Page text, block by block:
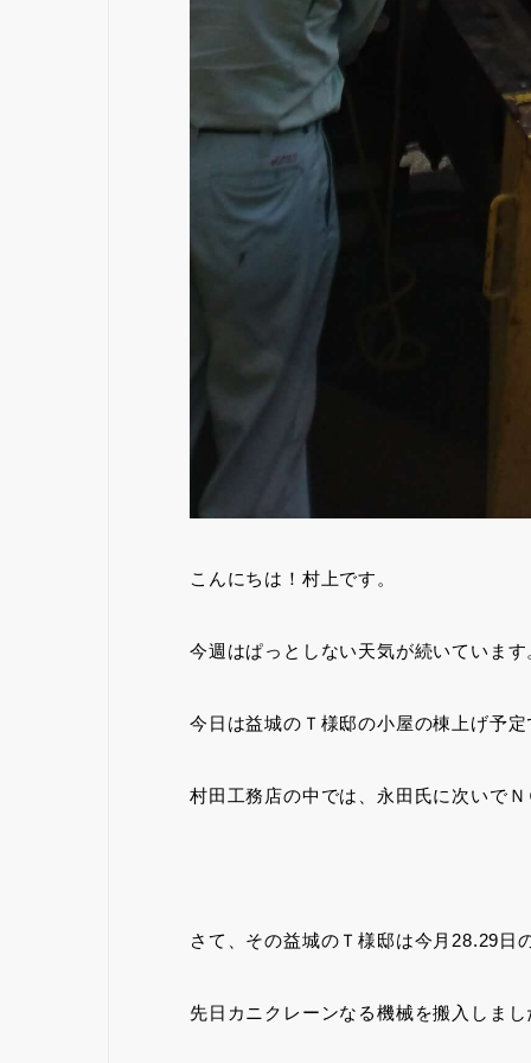
こんにちは！村上です。
今週はぱっとしない天気が続いていま
今日は益城のＴ様邸の小屋の棟上げ予
村田工務店の中では、永田氏に次いで
さて、その益城のＴ様邸は今月28.29日
先日カニクレーンなる機械を搬入しまし